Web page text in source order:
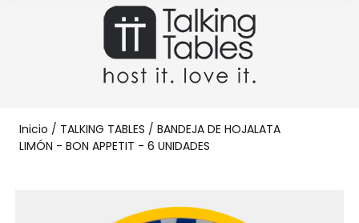
Inicio / TALKING TABLES / BANDEJA DE HOJALATA
LIMÓN - BON APPETIT - 6 UNIDADES